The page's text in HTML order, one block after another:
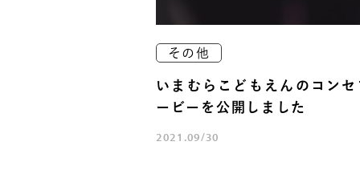
その他
いまむらこどもえんのコン
ービーを公開しました
2021.09/30